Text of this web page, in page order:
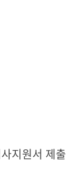
지원서 제출